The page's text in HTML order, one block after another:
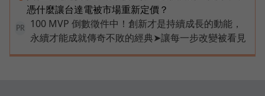
憑什麼讓台達電被市場重新定價？
PR
100 MVP 倒數徵件中！創新才是持續成長的動能，
永續才能成就傳奇不敗的經典➤讓每一步改變被看見